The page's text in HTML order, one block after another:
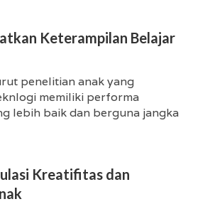
Keterampilan Belajar
penelitian anak yang
memiliki performa
lebih baik dan berguna jangka
Kreatifitas dan